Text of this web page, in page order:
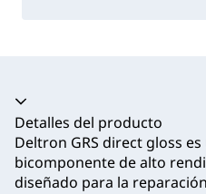
Acordeón colapsado
Detalles del producto
Deltron GRS direct gloss
bicomponente de alto
diseñado para la